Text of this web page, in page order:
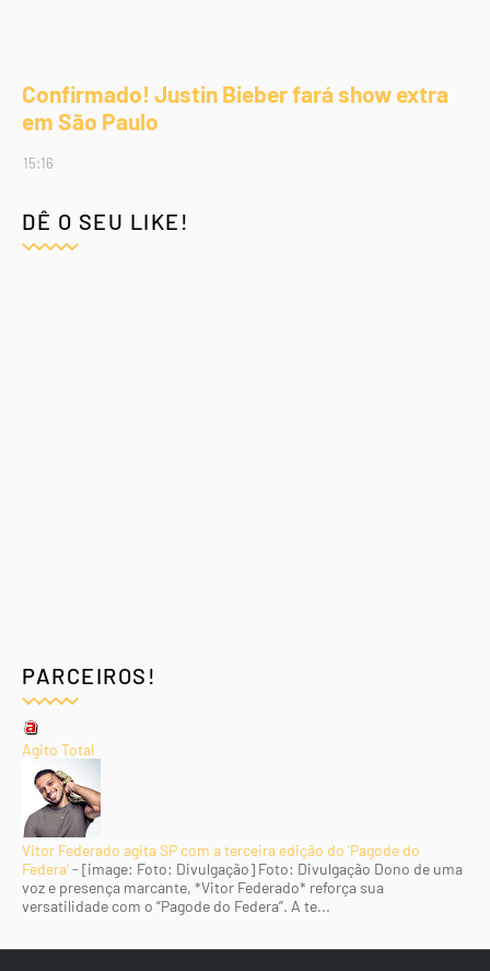
Confirmado! Justin Bieber fará show extra
em São Paulo
15:16
DÊ O SEU LIKE!
PARCEIROS!
Agito Total
Vitor Federado agita SP com a terceira edição do 'Pagode do
Federa'- [image: Foto: Divulgação] Foto: Divulgação Dono de uma
voz e presença marcante, *Vitor Federado* reforça sua
versatilidade com o “Pagode do Federa”. A te...